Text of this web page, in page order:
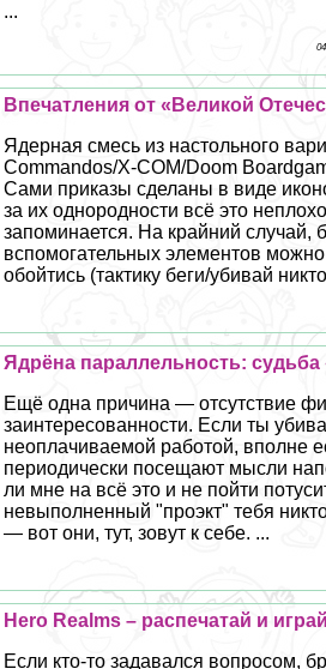
...
Впечатления от «Великой
Ядерная смесь из настольного
Commandos/X-COM/Doom
Сами приказы сделаны в виде
за их однородности всё это неплохо
запоминается. На крайний случай,
вспомогательных элементов
обойтись (тактику беги/убивай
Ядрёна параллельность: судьба
Ещё одна причина — отсутствие
заинтересованности. Если ты
неоплачиваемой работой, вполне
периодически посещают мысли
ли мне на всё это и не пойти
невыполненный "проэкт" тебя
— вот они, тут, зовут к себе. ...
Hero Realms – распечатай и играй
Если кто-то задавался вопросом,